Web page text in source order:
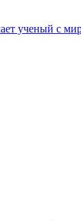
ученый с